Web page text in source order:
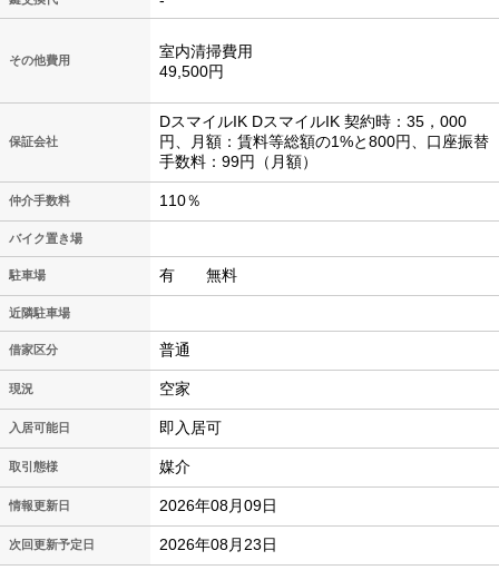
その他費用
室内清掃費用
49,500円
保証会社
DスマイルIK DスマイルIK 契約時：35，000
円、月額：賃料等総額の1%と800円、口座振替
手数料：99円（月額）
仲介手数料 110％
バイク置き場
駐車場 有 無料
近隣駐車場
借家区分 普通
現況 空家
入居可能日 即入居可
取引態様 媒介
情報更新日 2026年08月09日
次回更新予定日 2026年08月23日